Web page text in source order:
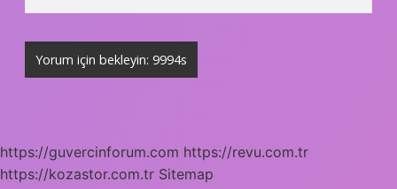
https://guvercinforum.com https://revu.com.tr
https://kozastor.com.tr Sitemap